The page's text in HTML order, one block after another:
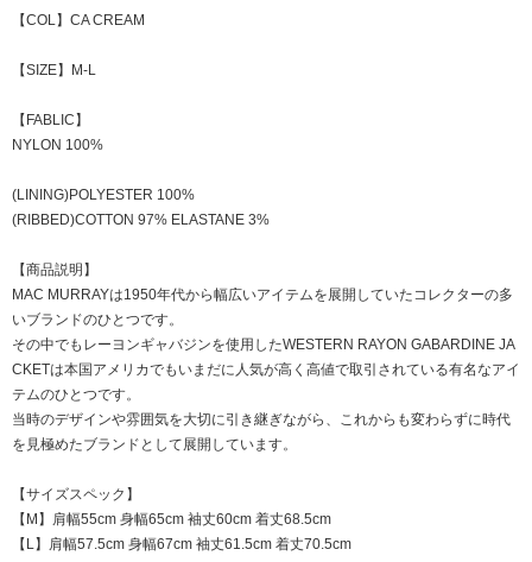
【COL】CA CREAM
【SIZE】M-L
【FABLIC】
NYLON 100%
(LINING)POLYESTER 100%
(RIBBED)COTTON 97% ELASTANE 3%
【商品説明】
MAC MURRAYは1950年代から幅広いアイテムを展開していたコレクターの多
いブランドのひとつです。
その中でもレーヨンギャバジンを使用したWESTERN RAYON GABARDINE JA
CKETは本国アメリカでもいまだに人気が高く高値で取引されている有名なアイ
テムのひとつです。
当時のデザインや雰囲気を大切に引き継ぎながら、これからも変わらずに時代
を見極めたブランドとして展開しています。
【サイズスペック】
【M】肩幅55cm 身幅65cm 袖丈60cm 着丈68.5cm
【L】肩幅57.5cm 身幅67cm 袖丈61.5cm 着丈70.5cm